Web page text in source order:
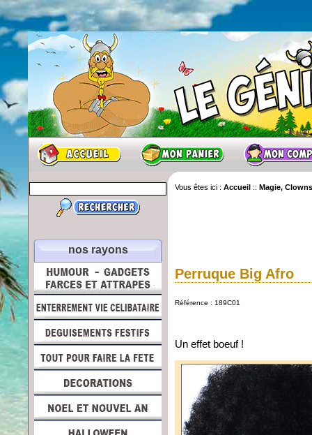
nos rayons
Vous êtes ici : Accueil :: Magie,
Perruque Big Afro
Référence : 189C01
Un effet boeuf !